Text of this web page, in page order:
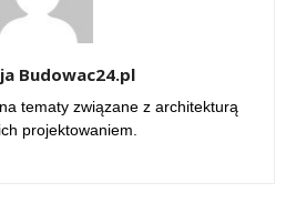
Budowac24.pl
tematy związane z architekturą
projektowaniem.